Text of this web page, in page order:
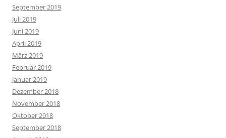
September 2019
Juli 2019
Juni 2019
April 2019
März 2019
Februar 2019
Januar 2019
Dezember 2018
November 2018
Oktober 2018
September 2018